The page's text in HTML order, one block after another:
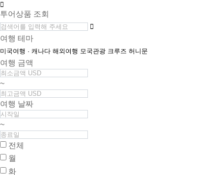
투어상품 조회
여행 테마
미국여행 · 캐나다 해외여행 모국관광 크루즈 허니문
여행 금액
~
여행 날짜
~
전체
월
화